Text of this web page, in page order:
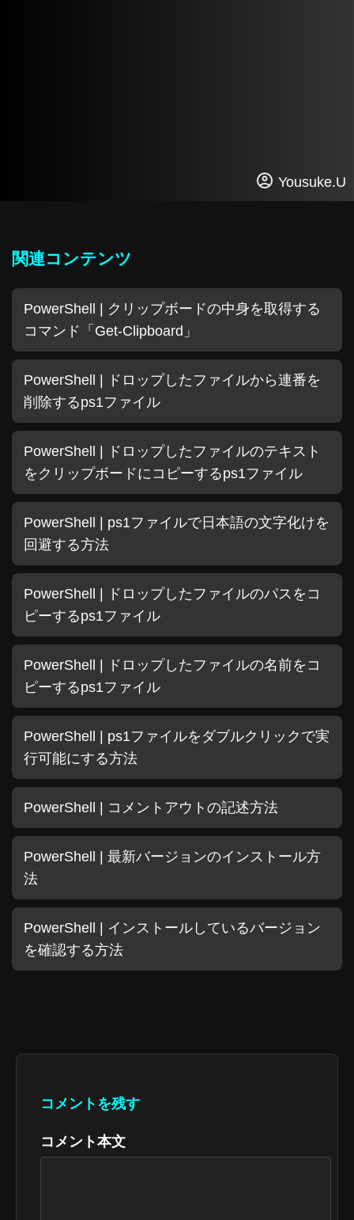
Yousuke.U
関連コンテンツ
PowerShell | クリップボードの中身を取得する
コマンド「Get-Clipboard」
PowerShell | ドロップしたファイルから連番を
削除するps1ファイル
PowerShell | ドロップしたファイルのテキスト
をクリップボードにコピーするps1ファイル
PowerShell | ps1ファイルで日本語の文字化けを
回避する方法
PowerShell | ドロップしたファイルのパスをコ
ピーするps1ファイル
PowerShell | ドロップしたファイルの名前をコ
ピーするps1ファイル
PowerShell | ps1ファイルをダブルクリックで実
行可能にする方法
PowerShell | コメントアウトの記述方法
PowerShell | 最新バージョンのインストール方
法
PowerShell | インストールしているバージョン
を確認する方法
コメントを残す
コメント本文